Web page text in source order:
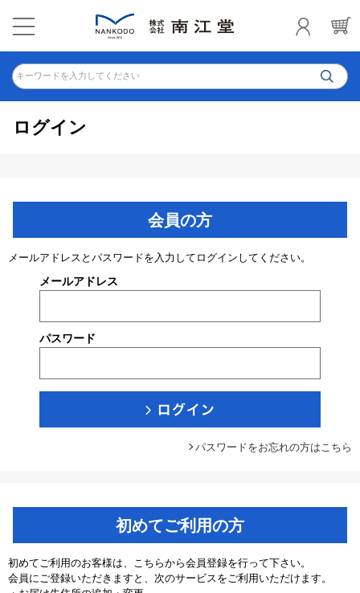
キーワードを入力してください
ログイン
会員の方
メールアドレスとパスワードを入力してログインしてください。
メールアドレス
パスワード
パスワードをお忘れの方はこちら
初めてご利用の方
初めてご利用のお客様は、こちらから会員登録を行って下さい。
会員にご登録いただきますと、次のサービスをご利用いただけます。